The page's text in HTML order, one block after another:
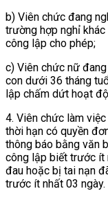
b) Viên chức đang
trường hợp nghỉ
công lập cho phép;
c) Viên chức nữ
con dưới 36 tháng
lập chấm dứt hoạt
4. Viên chức làm
thời hạn có quyền
thông báo bằng văn
công lập biết trước ít
đau hoặc bị tai nạn
trước ít nhất 03 ngày.